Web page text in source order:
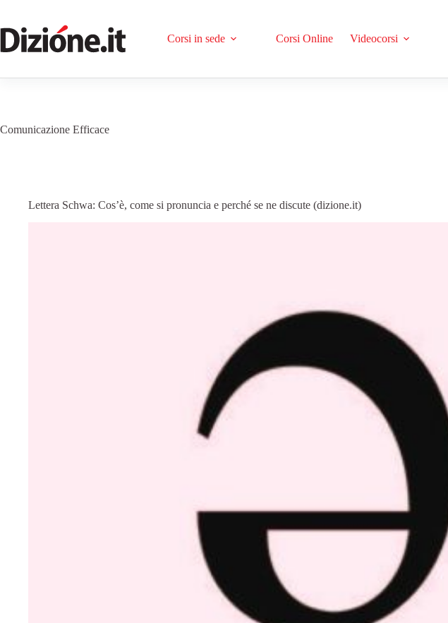
Corsi in sede Corsi Online Videocorsi
Comunicazione Efficace
Lettera Schwa: Cos’è, come si pronuncia e perché se ne discute (dizione.it)